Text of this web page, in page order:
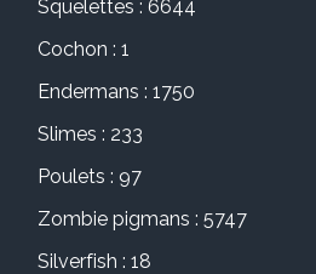
Squelettes : 6644
Cochon : 1
Endermans : 1750
Slimes : 233
Poulets : 97
Zombie pigmans : 5747
Silverfish : 18